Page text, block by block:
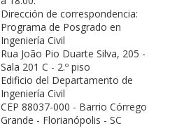
Dirección de correspondencia:
Programa de Posgrado en
Ingeniería Civil
Rua João Pio Duarte Silva, 205 -
Sala 201 C - 2.º piso
Edificio del Departamento de
Ingeniería Civil
CEP 88037-000 - Barrio Córrego
Grande - Florianópolis - SC